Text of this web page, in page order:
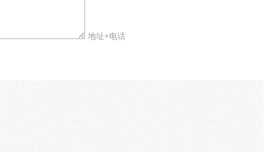
地址+电话